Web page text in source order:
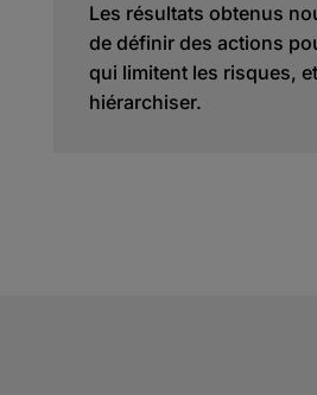
Les résultats obtenus
de définir des actions
qui limitent les risques,
hiérarchiser.